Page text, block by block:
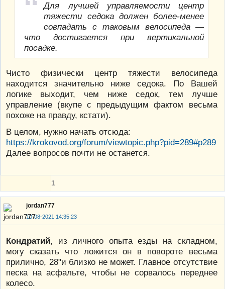
Для лучшей управляемости центр
тяжести седока должен более-менее
совпадать с таковым велосипеда —
что достигается при вертикальной
посадке.
Чисто физически центр тяжести велосипеда
находится значительно ниже седока. По Вашей
логике выходит, чем ниже седок, тем лучше
управление (вкупе с предыдущим фактом весьма
похоже на правду, кстати).
В целом, нужно начать отсюда:
https://krokovod.org/forum/viewtopic.php?pid=289#p289
Далее вопросов почти не останется.
1
jordan777
10-08-2021 14:35:23
Кондратий, из личного опыта езды на складном,
могу сказать что ложится он в повороте весьма
прилично, 28"и близко не может. Главное отсутствие
песка на асфальте, чтобы не сорвалось переднее
колесо.